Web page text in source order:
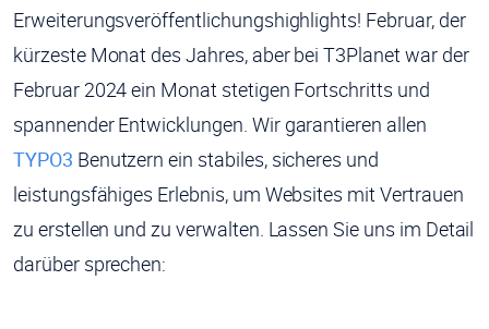
Erweiterungsveröffentlichungshighlights! Februar, der
kürzeste Monat des Jahres, aber bei T3Planet war der
Februar 2024 ein Monat stetigen Fortschritts und
spannender Entwicklungen. Wir garantieren allen
TYPO3 Benutzern ein stabiles, sicheres und
leistungsfähiges Erlebnis, um Websites mit Vertrauen
zu erstellen und zu verwalten. Lassen Sie uns im Detail
darüber sprechen: